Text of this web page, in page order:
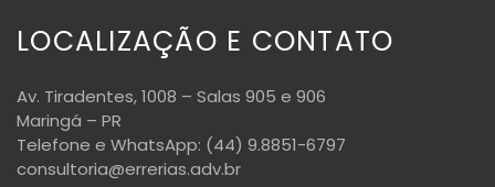
LOCALIZAÇÃO E CONTATO
Av. Tiradentes, 1008 – Salas 905 e 906
Maringá – PR
Telefone e WhatsApp: (44) 9.8851-6797
consultoria@errerias.adv.br